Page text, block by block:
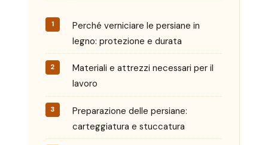
Perché verniciare le persiane in
legno: protezione e durata
Materiali e attrezzi necessari per il
lavoro
Preparazione delle persiane:
carteggiatura e stuccatura